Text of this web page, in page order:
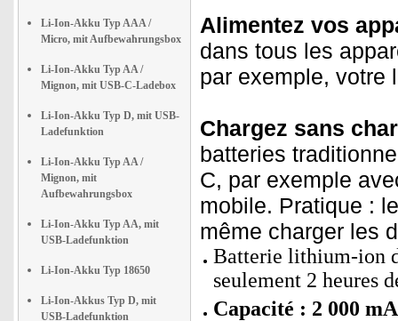
Li-Ion-Akku Typ AAA /
Micro, mit Aufbewahrungsbox
Li-Ion-Akku Typ AA /
Mignon, mit USB-C-Ladebox
Li-Ion-Akku Typ D, mit USB-
Ladefunktion
Li-Ion-Akku Typ AA /
Mignon, mit
Aufbewahrungsbox
Li-Ion-Akku Typ AA, mit
USB-Ladefunktion
Li-Ion-Akku Typ 18650
Li-Ion-Akkus Typ D, mit
USB-Ladefunktion
Alimentez vos
dans tous les
par exemple, votre
Chargez sans
batteries
C, par exemple
mobile. Pratique :
même charger les
Batterie lithium-ion
seulement 2 heures
Capacité : 2 000